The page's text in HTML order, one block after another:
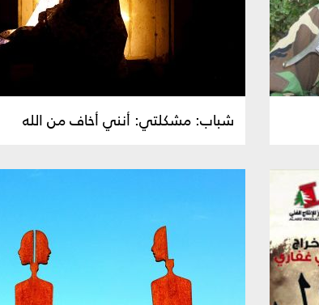
شباب: مشكلتي: أنني أخاف من الله